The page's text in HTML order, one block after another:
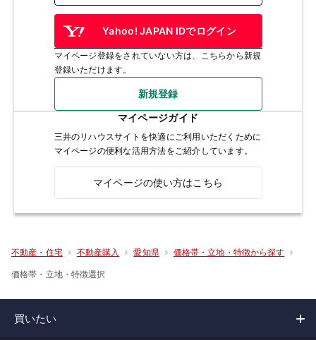
Yahoo! JAPAN IDでログイン
マイページ登録をされていない方は、こちらから新規
登録いただけます。
新規登録
マイページガイド
三井のリハウスサイトを快適にご利用いただくために
マイページの便利な活用方法をご紹介しています。
マイページの使い方はこちら
不動産・住宅 不動産購入 愛知県 価格帯・立地・特徴から探す
価格帯・立地・特徴選択
買いたい